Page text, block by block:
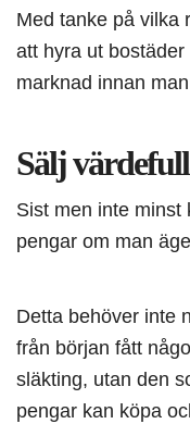
Med tanke på vilka
att hyra ut
marknad innan
Sälj
Sist men inte minst
pengar om man
Detta behöver inte
från början fått
släkting, utan den
pengar kan köpa